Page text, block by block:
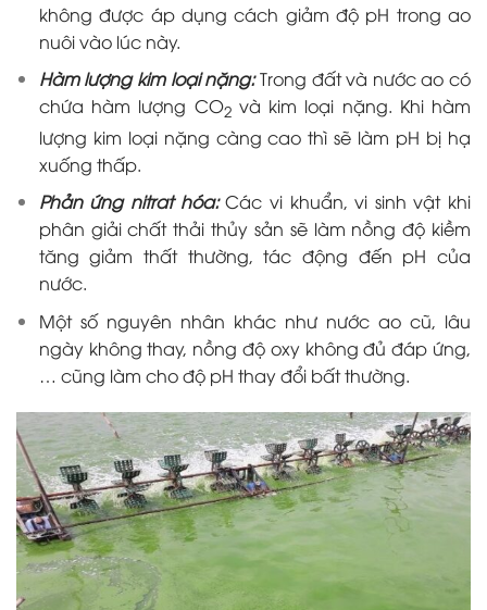
không được áp dụng cách giảm độ pH trong ao
nuôi vào lúc này.
Hàm lượng kim loại nặng:Trong đất và nước ao có
chứa hàm lượng CO2 và kim loại nặng. Khi hàm
lượng kim loại nặng càng cao thì sẽ làm pH bị hạ
xuống thấp.
Phản ứng nitrat hóa:Các vi khuẩn, vi sinh vật khi
phân giải chất thải thủy sản sẽ làm nồng độ kiềm
tăng giảm thất thường, tác động đến pH của
nước.
Một số nguyên nhân khác như nước ao cũ, lâu
ngày không thay, nồng độ oxy không đủ đáp ứng,
… cũng làm cho độ pH thay đổi bất thường.